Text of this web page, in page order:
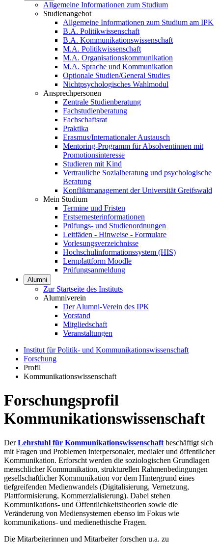
Allgemeine Informationen zum Studium
Studienangebot
Allgemeine Informationen zum Studium am IPK
B.A. Politikwissenschaft
B.A. Kommunikationswissenschaft
M.A. Politikwissenschaft
M.A. Organisationskommunikation
M.A. Sprache und Kommunikation
Optionale Studien/General Studies
Nichtpsychologisches Wahlmodul
Ansprechpersonen
Zentrale Studienberatung
Fachstudienberatung
Fachschaftsrat
Praktika
Erasmus/Internationaler Austausch
Mentoring-Programm für Absolventinnen mit
Promotionsinteresse
Studieren mit Kind
Vertrauliche Sozialberatung und psychologische
Beratung
Konfliktmanagement der Universität Greifswald
Mein Studium
Termine und Fristen
Erstsemesterinformationen
Prüfungs- und Studienordnungen
Leitfäden - Hinweise - Formulare
Vorlesungsverzeichnisse
Hochschulinformationssystem (HIS)
Lernplattform Moodle
Prüfungsanmeldung
Alumni
Zur Startseite des Instituts
Alumniverein
Der Alumni-Verein des IPK
Vorstand
Mitgliedschaft
Veranstaltungen
Institut für Politik- und Kommunikationswissenschaft
Forschung
Profil
Kommunikationswissenschaft
Forschungsprofil
Kommunikationswissenschaft
DerLehrstuhl für Kommunikationswissenschaft beschäftigt sich
mit Fragen und Problemen interpersonaler, medialer und öffentlicher
Kommunikation. Erforscht werden die soziologischen Grundlagen
menschlicher Kommunikation, strukturellen Rahmenbedingungen
gesellschaftlicher Kommunikation vor dem Hintergrund eines
tiefgreifenden Medienwandels (Digitalisierung, Vernetzung,
Plattformisierung, Kommerzialisierung). Dabei stehen
Kommunikations- und Öffentlichkeitstheorien sowie die
Veränderung von Mediensystemen ebenso im Fokus wie
kommunikations- und medienethische Fragen.
Die Mitarbeiterinnen und Mitarbeiter forschen u.a. zu